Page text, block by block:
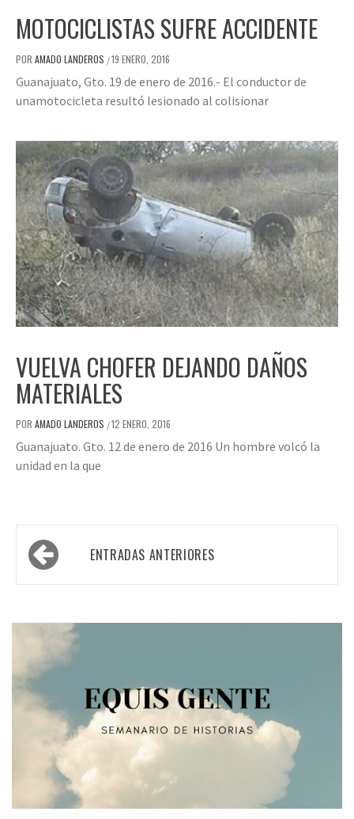
MOTOCICLISTAS SUFRE ACCIDENTE
POR AMADO LANDEROS /19 ENERO, 2016
Guanajuato, Gto. 19 de enero de 2016.- El conductor de
unamotocicleta resultó lesionado al colisionar
VUELVA CHOFER DEJANDO DAÑOS
MATERIALES
POR AMADO LANDEROS /12 ENERO, 2016
Guanajuato. Gto. 12 de enero de 2016 Un hombre volcó la
unidad en la que
Navegación
de ENTRADAS ANTERIORES